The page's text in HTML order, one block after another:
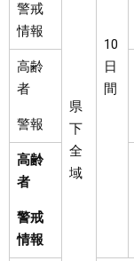
県
下
全
域
10
日
間
警戒
情報
高齢
者
警報
高齢
者
警戒
情報